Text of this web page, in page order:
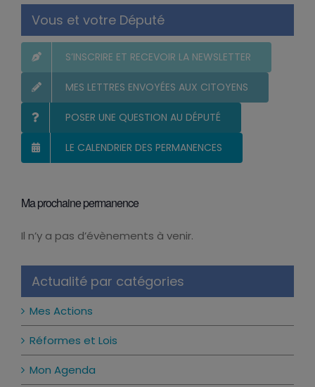
Vous et votre Député
S’INSCRIRE ET RECEVOIR LA NEWSLETTER
MES LETTRES ENVOYÉES AUX CITOYENS
POSER UNE QUESTION AU DÉPUTÉ
LE CALENDRIER DES PERMANENCES
Ma prochaine permanence
Notice
Il n’y a pas d’évènements à venir.
Actualité par catégories
Mes Actions
Réformes et Lois
Mon Agenda